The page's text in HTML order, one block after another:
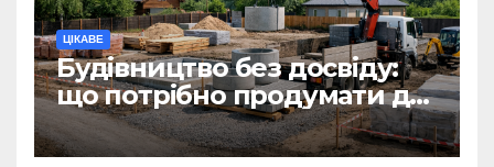
ЦІКАВЕ
Будівництво без досвіду:
що потрібно продумати до
першої доставки на
ділянку